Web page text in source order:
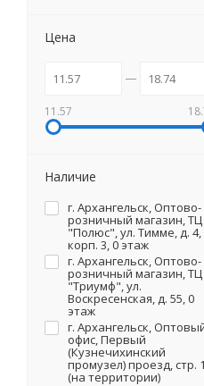
Цена
11.57
Наличие
г. Архангельск, Оптово-
розничный магазин, ТЦ
"Полюс", ул. Тимме, д. 4,
корп. 3, 0 этаж
г. Архангельск, Оптово-
розничный магазин, ТЦ
"Триумф", ул.
Воскресенская, д. 55, 0
этаж
г. Архангельск,
офис, Первый
(Кузнечихинский
промузел) проезд, стр.
(на территории)